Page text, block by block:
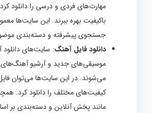
مهارت‌های فردی و درسی را دانلود
باکیفیت بهره ببرند. این سایت‌ها
جستجوی پیشرفته و دسته‌بندی
دانلود فایل آهنگ: سایت‌های دانلود
موسیقی‌های جدید و آرشیو آهنگ‌های
کیفیت‌های مختلف را دانلود کرد.
مانند پخش آنلاین و دسته‌بندی بر